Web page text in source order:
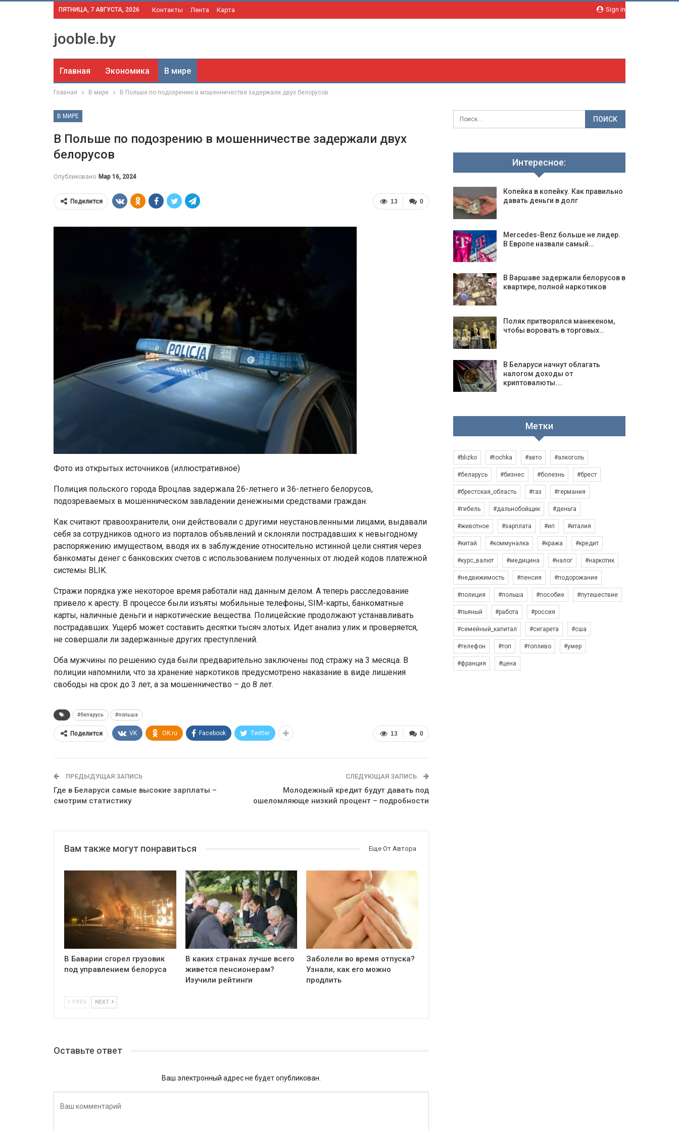
Sign in
ПЯТНИЦА, 7 АВГУСТА, 2026 Контакты Лента Карта
jooble.by
Главная Экономика В мире
Главная В мире В Польше по подозрению в мошенничестве задержали двух белорусов
В МИРЕ
В Польше по подозрению в мошенничестве задержали двух
белорусов
Опубликовано Мар 16, 2024
0
13
Поделится
Фото из открытых источников (иллюстративное)
Полиция польского города Вроцлав задержала 26-летнего и 36-летнего белорусов,
подозреваемых в мошенническом завладении денежными средствами граждан.
Как считают правоохранители, они действовали с другими неустановленными лицами, выдавали
себя за сотрудников одного из порталов объявлений и склоняли пострадавших к невыгодному
распоряжению имуществом, вводя их в заблуждение относительно истинной цели снятия через
банкоматы денег с банковских счетов с использованием полученных от людей кодов платежной
системы BLIK.
Стражи порядка уже некоторое время работали над данным делом. А теперь расследование
привело к аресту. В процессе были изъяты мобильные телефоны, SIM-карты, банкоматные
карты, наличные деньги и наркотические вещества. Полицейские продолжают устанавливать
пострадавших. Ущерб может составить десятки тысяч злотых. Идет анализ улик и проверяется,
не совершали ли задержанные других преступлений.
Оба мужчины по решению суда были предварительно заключены под стражу на 3 месяца. В
полиции напомнили, что за хранение наркотиков предусмотрено наказание в виде лишения
свободы на срок до 3 лет, а за мошенничество – до 8 лет.
#беларусь #польша
0
13
Поделится VK OK.ru Facebook Twitter
ПРЕДЫДУЩАЯ ЗАПИСЬ
Где в Беларуси самые высокие зарплаты –
смотрим статистику
СЛЕДУЮЩАЯ ЗАПИСЬ
Молодежный кредит будут давать под
ошеломляюще низкий процент – подробности
Вам также могут понравиться Еще От Автора
В Баварии сгорел грузовик
под управлением белоруса
В каких странах лучше всего
живется пенсионерам?
Изучили рейтинги
Заболели во время отпуска?
Узнали, как его можно
продлить
PREV NEXT
Оставьте ответ
Ваш электронный адрес не будет опубликован.
Интересное:
Копейка в копейку. Как правильно
давать деньги в долг
Mercedes-Benz больше не лидер.
В Европе назвали самый…
В Варшаве задержали белорусов в
квартире, полной наркотиков
Поляк притворялся манекеном,
чтобы воровать в торговых…
В Беларуси начнут облагать
налогом доходы от
криптовалюты.…
Метки
#blizko #tochka #авто #алкоголь
#беларусь #бизнес #болезнь #брест
#брестская_область #газ #германия
#гибель #дальнобойщик #деньга
#животное #зарплата #ип #италия
#китай #коммуналка #кража #кредит
#курс_валют #медицина #налог #наркотик
#недвижимость #пенсия #подорожание
#полиция #польша #пособие #путешествие
#пьяный #работа #россия
#семейный_капитал #сигарета #сша
#телефон #топ #топливо #умер
#франция #цена